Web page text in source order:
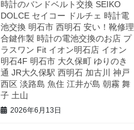
時計のバンドベルト交換 SEIKO
DOLCE セイコー ドルチェ 時計電
池交換 明石市 西明石 安い！靴修理
合鍵作製 時計の電池交換のお店 プ
ラスワン Fit イオン明石店 イオン
明石4F 明石市 大久保町 ゆりのき
通 JR大久保駅 西明石 加古川 神戸
西区 淡路島 魚住 江井が島 朝霧 舞
子 土山
2026年6月13日